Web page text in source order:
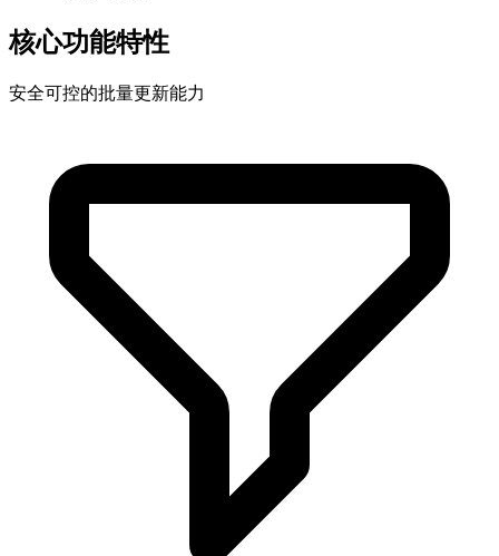
核心功能特性
安全可控的批量更新能力